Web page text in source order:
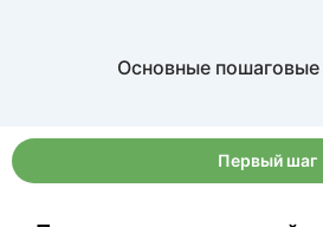
Основные пошаговые
Первый шаг